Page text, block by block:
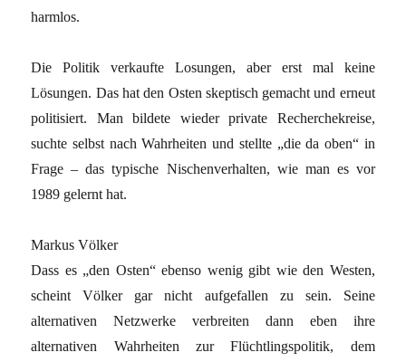
harmlos.
Die Politik verkaufte Losungen, aber erst mal keine
Lösungen. Das hat den Osten skeptisch gemacht und erneut
politisiert. Man bildete wieder private Recherchekreise,
suchte selbst nach Wahrheiten und stellte „die da oben“ in
Frage – das typische Nischenverhalten, wie man es vor
1989 gelernt hat.
Markus Völker
Dass es „den Osten“ ebenso wenig gibt wie den Westen,
scheint Völker gar nicht aufgefallen zu sein. Seine
alternativen Netzwerke verbreiten dann eben ihre
alternativen Wahrheiten zur Flüchtlingspolitik, dem